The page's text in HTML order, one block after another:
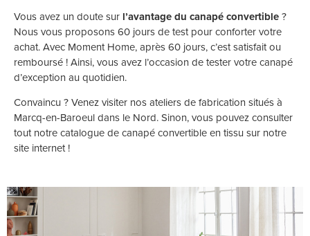
Vous avez un doute sur l’avantage du canapé convertible?
Nous vous proposons 60 jours de test pour conforter votre
achat. Avec Moment Home, après 60 jours, c’est satisfait ou
remboursé ! Ainsi, vous avez l’occasion de tester votre canapé
d’exception au quotidien.
Convaincu ? Venez visiter nos ateliers de fabrication situés à
Marcq-en-Baroeul dans le Nord. Sinon, vous pouvez consulter
toutnotre catalogue de canapé convertible en tissusur notre
site internet !